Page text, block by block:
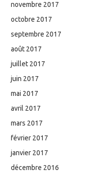
novembre 2017
octobre 2017
septembre 2017
août 2017
juillet 2017
juin 2017
mai 2017
avril 2017
mars 2017
février 2017
janvier 2017
décembre 2016